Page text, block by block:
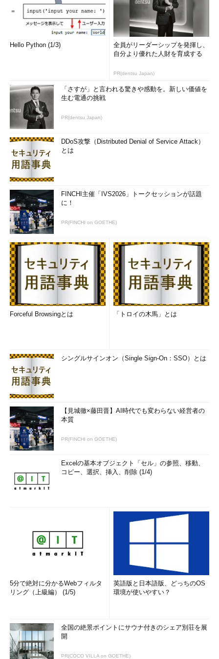
少量生産のロジックものは、FPGAなどとバッティングするか
ら、アナログや無線系ではどうか？ アナログ系はチップ・サイ
ズもそれほど大きくないし、大規模ロジックICほどにはウエハの
面積を要求しないだろう。それから、MEMSセンサーのような系
統もよいかもしれない（MEMSについては「 第43回 使い古しの
」参照）。少量だけれど値段が高
けれど、世の中には古いファブが沢山あって、中には減価償却
も終わったようなところでアナログとか、MEMSとかを作ってい
る会社も多い。古くて太い線幅のファブだけれども、その中でい
ろいろできる特徴を出してひとひねり、ふたひねりして商売をし
ている。そういう人たちはミニマルファブに興味を示すかもしれ
ないが、すぐに工場を入れ替えるような新規投資はしないだろ
う。減価償却が終わり、固定費の少ないところで売れる商品がで
きれば金のなる木だからだ。工場の配管が腐るとかして、建て直
しが必要になったら考えるか、くらいじゃないだろうか。大分先
の話になりそうだ。
しかし、日本にもリッパなアナログやMEMSの設計者がいるこ
とは知ってはいるが、数が少ない、そしてだいたい年寄り。後継
しいミニマルファブで商品の製造ができるようになったころには
設計する人がいなくなっている恐れもある。
作り方だけでなく、いまから使い方も考える必要がありそうだ
が、どうか。
筆者紹介
日本では数少ないx86プロセッサのアーキテクト。某米国半導
体メーカーで8bitと16bitの、日本のベンチャー企業でx86互換
プロセッサの設計に従事する。その後、出版社の半導体事業部
などを経て、現在は某半導体メーカーでヘテロジニアス・マル
チコア・プロセッサを中心とした開発を行っている。
「頭脳放談
Hello Python (1/3)
全員がリーダーシップを発揮し、
自分より優れた人財を育成する
PR(dentsu Japan)
「さすが」と言われる驚きや感動を。新しい価値を
生む電通の挑戦
PR(dentsu Japan)
DDoS攻撃（Distributed Denial of Service Attack）
とは
FINCHI主催「IVS2026」トークセッションが話題
に！
PR(FINCHI on GOETHE)
Forceful Browsingとは 「トロイの木馬」とは
シングルサインオン（Single Sign-On：SSO）とは
【見城徹×藤田晋】AI時代でも変わらない経営者の
本質
PR(FINCHI on GOETHE)
Excelの基本オブジェクト「セル」の参照、移動、
コピー、選択、挿入、削除 (1/4)
5分で絶対に分かるWebフィルタ
リング（上級編） (1/5)
英語版と日本語版、どっちのOS
環境が使いやすい？
全国の絶景ポイントにサウナ付きのシェア別荘を展
開
PR(COCO VILLA on GOETHE)